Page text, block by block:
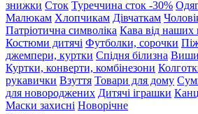
знижки Сток Туреччина сток -30%
Малюкам Хлопчикам Дівчаткам
Патріотична символіка Кава від наших
Костюми дитячі Футболки, сорочки
джемпери, куртки Спідня білизна
Куртки, конверти, комбінезони
рукавички Взуття Товари для дому
для новороджених Дитячі іграшки
Маски захисні Новорічне